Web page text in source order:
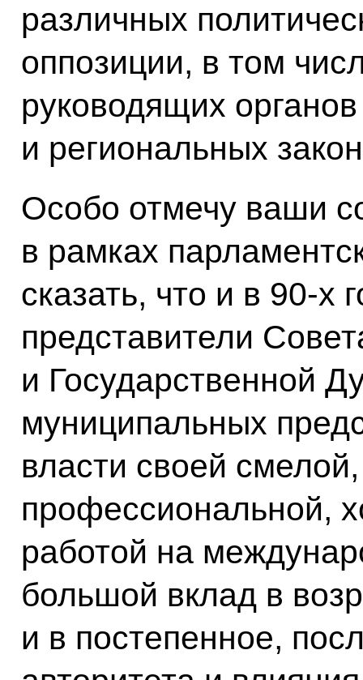
различных
оппозиции, в том
руководящих
и региональных
Особо отмечу ваши
в рамках
сказать, что и в 90-х
представители
и Государственной
муниципальных
власти своей
профессиональной,
работой на
большой вклад в
и в постепенное,